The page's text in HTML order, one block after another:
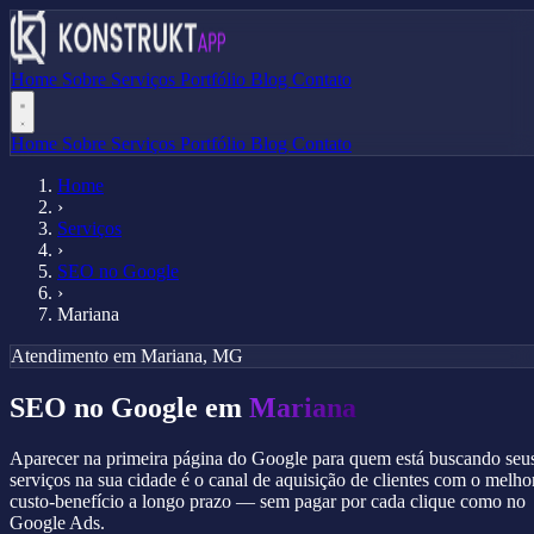
Home Sobre Serviços Portfólio Blog Contato
Home Sobre Serviços Portfólio Blog Contato
Home
›
Serviços
›
SEO no Google
›
Mariana
Atendimento em Mariana, MG
SEO no Google em Mariana
Aparecer na primeira página do Google para quem está buscando
serviços na sua cidade é o canal de aquisição de clientes com o
custo-benefício a longo prazo — sem pagar por cada clique como no
Google Ads.